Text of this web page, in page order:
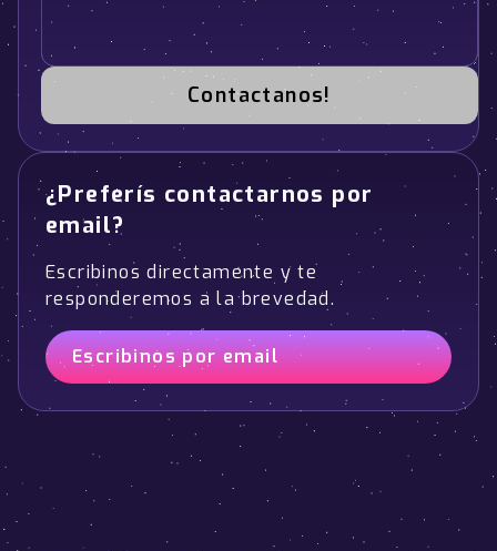
Contactanos!
¿Preferís contactarnos por
email?
Escribinos directamente y te
responderemos a la brevedad.
Escribinos por email